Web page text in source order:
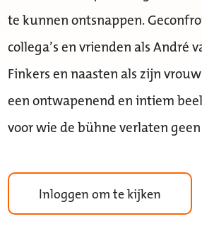
te kunnen ontsnappen.
collega’s en vrienden als André
Finkers en naasten als zijn
een ontwapenend en intiem
voor wie de bühne verlaten
Inloggen om te kijken